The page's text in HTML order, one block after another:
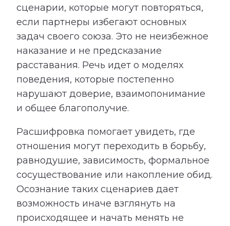
сценарии, которые могут повторяться,
если партнеры избегают основных
задач своего союза. Это не неизбежное
наказание и не предсказание
расставания. Речь идет о моделях
поведения, которые постепенно
нарушают доверие, взаимопонимание
и общее благополучие.
Расшифровка помогает увидеть, где
отношения могут переходить в борьбу,
равнодушие, зависимость, формальное
сосуществование или накопление обид.
Осознание таких сценариев дает
возможность иначе взглянуть на
происходящее и начать менять не